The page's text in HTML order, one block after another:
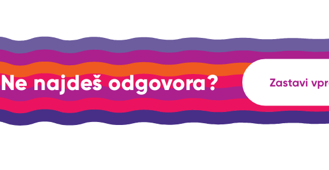
Ne najdeš odgovora? Zastavi